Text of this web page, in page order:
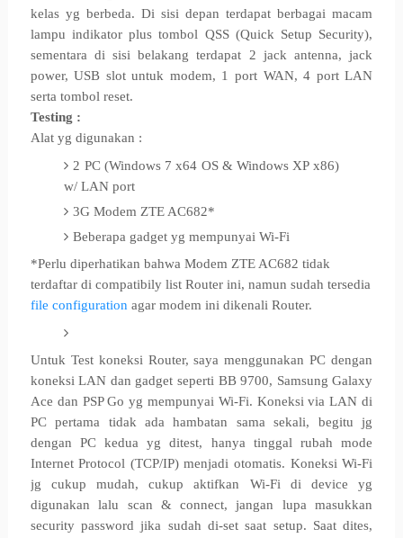
kelas yg berbeda. Di sisi depan terdapat berbagai macam
lampu indikator plus tombol QSS (Quick Setup Security),
sementara di sisi belakang terdapat 2 jack antenna, jack
power, USB slot untuk modem, 1 port WAN, 4 port LAN
serta tombol reset.
Testing :
Alat yg digunakan :
2 PC (Windows 7 x64 OS & Windows XP x86)
w/ LAN port
3G Modem ZTE AC682*
Beberapa gadget yg mempunyai Wi-Fi
*Perlu diperhatikan bahwa Modem ZTE AC682 tidak
terdaftar di compatibily list Router ini, namun sudah tersedia
file configuration agar modem ini dikenali Router.
Untuk Test koneksi Router, saya menggunakan PC dengan
koneksi LAN dan gadget seperti BB 9700, Samsung Galaxy
Ace dan PSP Go yg mempunyai Wi-Fi. Koneksi via LAN di
PC pertama tidak ada hambatan sama sekali, begitu jg
dengan PC kedua yg ditest, hanya tinggal rubah mode
Internet Protocol (TCP/IP) menjadi otomatis. Koneksi Wi-Fi
jg cukup mudah, cukup aktifkan Wi-Fi di device yg
digunakan lalu scan & connect, jangan lupa masukkan
security password jika sudah di-set saat setup. Saat dites,